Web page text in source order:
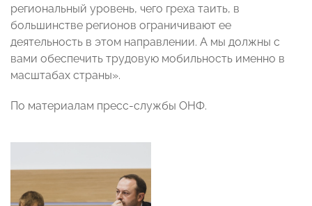
региональный уровень, чего греха таить, в
большинстве регионов ограничивают ее
деятельность в этом направлении. А мы должны с
вами обеспечить трудовую мобильность именно в
масштабах страны».
По материалам пресс-службы ОНФ.